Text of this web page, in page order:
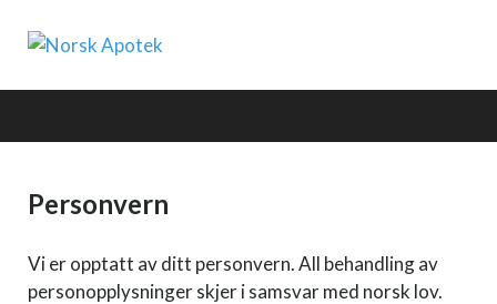
Norsk Apotek
Personvern
Vi er opptatt av ditt personvern. All behandling av
personopplysninger skjer i samsvar med norsk lov.